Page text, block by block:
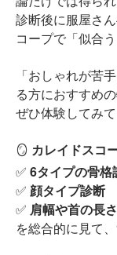
診断後に服屋さ
コープで「似合
「おしゃれが苦
る方におすすめ
ぜひ体験してみ
🪞 カレイドスコ
✅ 6タイプの骨格
✅ 顔タイプ診断
✅ 肩幅や首の長
を総合的に見て